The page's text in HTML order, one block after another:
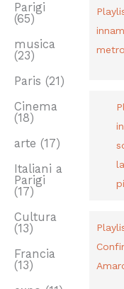
la
Parigi
(65)
musica
(23)
Paris(21)
Cinema
(18)
arte(17)
Italiani a
Parigi
(17)
Cultura
(13)
Francia
(13)